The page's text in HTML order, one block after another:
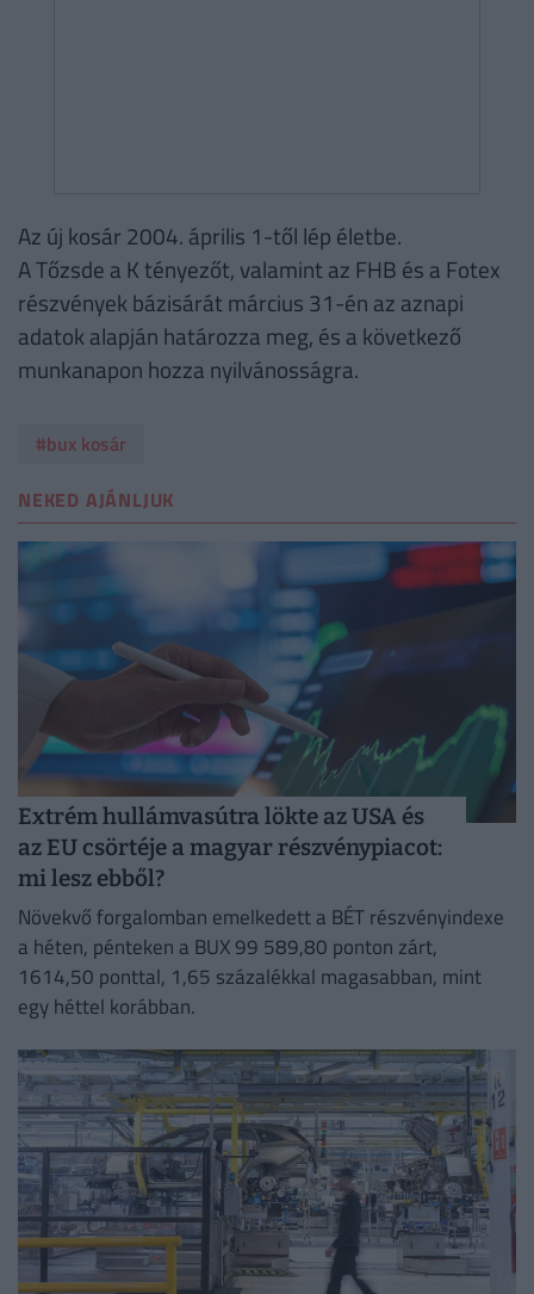
Az új kosár 2004. április 1-től lép életbe.
A Tőzsde a K tényezőt, valamint az FHB és a Fotex
részvények bázisárát március 31-én az aznapi
adatok alapján határozza meg, és a következő
munkanapon hozza nyilvánosságra.
#bux kosár
NEKED AJÁNLJUK
Extrém hullámvasútra lökte az USA és
az EU csörtéje a magyar részvénypiacot:
mi lesz ebből?
Növekvő forgalomban emelkedett a BÉT részvényindexe
a héten, pénteken a BUX 99 589,80 ponton zárt,
1614,50 ponttal, 1,65 százalékkal magasabban, mint
egy héttel korábban.